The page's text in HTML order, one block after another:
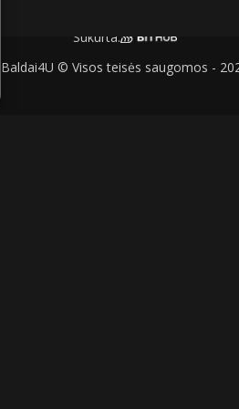
Sukurta:
Baldai4U © Visos teisės saugomos -